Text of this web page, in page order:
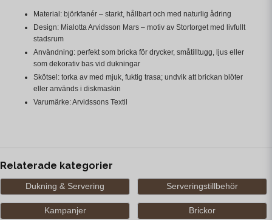
Material: björkfanér – starkt, hållbart och med naturlig ådring
Design: Mialotta Arvidsson Mars – motiv av Stortorget med livfullt
stadsrum
Användning: perfekt som bricka för drycker, småtilltugg, ljus eller
som dekorativ bas vid dukningar
Skötsel: torka av med mjuk, fuktig trasa; undvik att brickan blöter
eller används i diskmaskin
Varumärke: Arvidssons Textil
Relaterade kategorier
Dukning & Servering Serveringstillbehör
Kampanjer Brickor